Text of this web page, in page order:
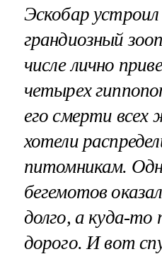
Эскобар
грандиозный
числе лично
четырех
его смерти
хотели
питомникам.
бегемотов
долго, а куда-то
дорого. И вот